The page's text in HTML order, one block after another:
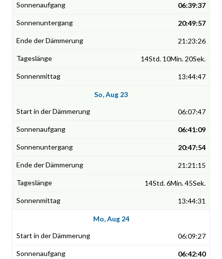
06:39:37
20:49:57
21:23:26
14Std. 10Min. 20Sek.
13:44:47
So, Aug 23
06:07:47
06:41:09
20:47:54
21:21:15
14Std. 6Min. 45Sek.
13:44:31
Mo, Aug 24
06:09:27
06:42:40